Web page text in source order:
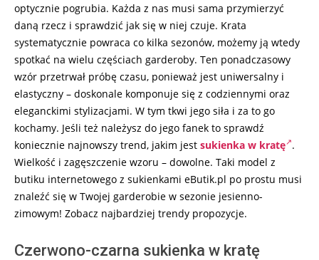
optycznie pogrubia. Każda z nas musi sama przymierzyć
daną rzecz i sprawdzić jak się w niej czuje. Krata
systematycznie powraca co kilka sezonów, możemy ją wtedy
spotkać na wielu częściach garderoby. Ten ponadczasowy
wzór przetrwał próbę czasu, ponieważ jest uniwersalny i
elastyczny – doskonale komponuje się z codziennymi oraz
eleganckimi stylizacjami. W tym tkwi jego siła i za to go
kochamy. Jeśli też należysz do jego fanek to sprawdź
koniecznie najnowszy trend, jakim jest sukienka w kratę .
Wielkość i zagęszczenie wzoru – dowolne. Taki model z
butiku internetowego z sukienkami eButik.pl po prostu musi
znaleźć się w Twojej garderobie w sezonie jesienno-
zimowym! Zobacz najbardziej trendy propozycje.
Czerwono-czarna sukienka w kratę